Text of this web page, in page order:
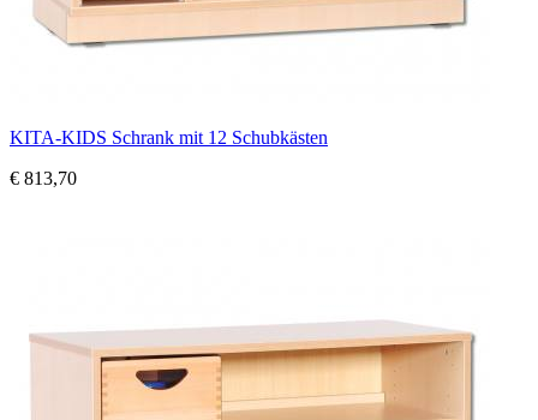
KITA-KIDS Schrank mit 12 Schubkästen
€ 813,70